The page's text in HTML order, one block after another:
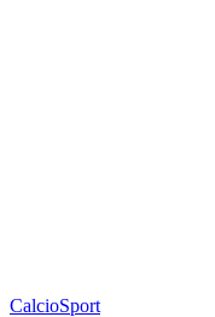
CalcioSport